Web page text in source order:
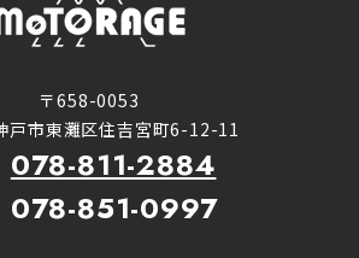
〒658-0053
戸市東灘区住吉宮町6-12-11
078-811-2884
078-851-0997